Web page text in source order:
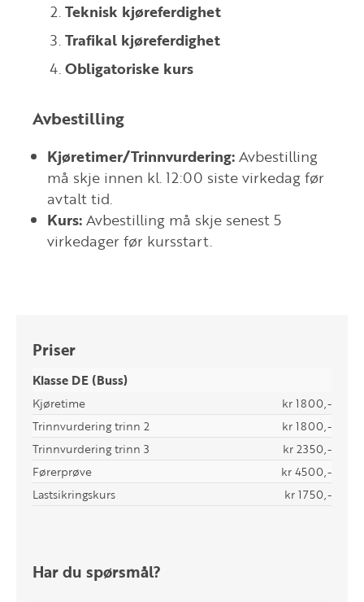
Teknisk kjøreferdighet
Trafikal kjøreferdighet
Obligatoriske kurs
Avbestilling
Kjøretimer/Trinnvurdering:Avbestilling
må skje innen kl. 12:00 siste virkedag før
avtalt tid.
Kurs:Avbestilling må skje senest 5
virkedager før kursstart.
Priser
Klasse DE (Buss)
Kjøretime
kr 1800,-
Trinnvurdering trinn 2
kr 1800,-
Trinnvurdering trinn 3
kr 2350,-
Førerprøve
kr 4500,-
Lastsikringskurs
kr 1750,-
Har du spørsmål?